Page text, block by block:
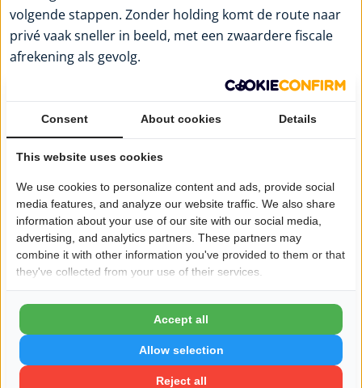
volgende stappen. Zonder holding komt de route naar
privé vaak sneller in beeld, met een zwaardere fiscale
afrekening als gevolg.
Maar fiscaal voordeel moet geen los verkoopargument
zijn. Als de onderneming weinig winst maakt, geen
verkoopscenario kent en beperkte reserves opbouwt,
winstgevendheid of strategische beweging heeft.
Praktische signalen dat een
holding zinvol wordt
concreet wordt. Niet als checklist om blind te volgen,
maar als zakelijke signalen.
U kunt serieus naar een holding kijken als uw bv
structureel winst overhoudt, als er personeel of
Consent About cookies Details
This website uses cookies
We use cookies to personalize content and ads, provide social
media features, and analyze our website traffic. We also share
information about your use of our site with our social media,
advertising, and analytics partners. These partners may
combine it with other information you've provided to them or that
they've collected from your use of their services.
Reject all
Allow selection
Accept all